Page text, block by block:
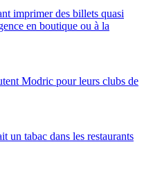
imprimer des billets quasi
en boutique ou à la
Modric pour leurs clubs de
tabac dans les restaurants